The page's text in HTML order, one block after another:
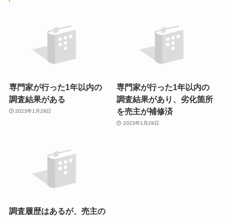
専門家が行った1年以内の
調査結果がある
2023年1月29日
専門家が行った1年以内の
調査結果があり、劣化箇所
を売主が補修済
2023年1月29日
調査履歴はあるが、売主の